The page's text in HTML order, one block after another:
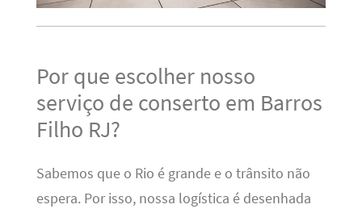
Por que escolher nosso
serviço de conserto em Barros
Filho RJ?
Sabemos que o Rio é grande e o trânsito não
espera. Por isso, nossa logística é desenhada